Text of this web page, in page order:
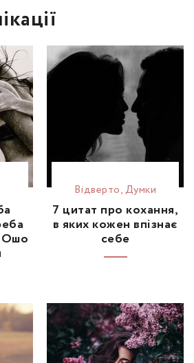
Ошо
Відвертo,Думки
7 цитат про кохання,
в яких кожен впізнає
себе